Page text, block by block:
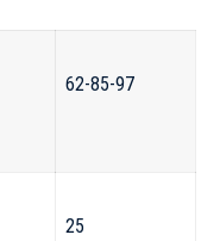
62-85-97
25